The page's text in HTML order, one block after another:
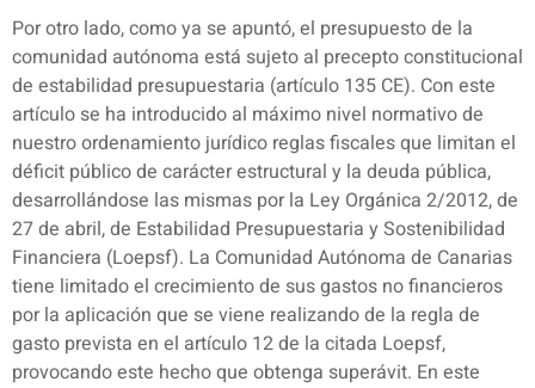
Por otro lado, como ya se apuntó, el presupuesto de la
comunidad autónoma está sujeto al precepto constitucional
de estabilidad presupuestaria (artículo 135 CE). Con este
artículo se ha introducido al máximo nivel normativo de
nuestro ordenamiento jurídico reglas fiscales que limitan el
déficit público de carácter estructural y la deuda pública,
desarrollándose las mismas por la Ley Orgánica 2/2012, de
27 de abril, de Estabilidad Presupuestaria y Sostenibilidad
Financiera (Loepsf). La Comunidad Autónoma de Canarias
tiene limitado el crecimiento de sus gastos no financieros
por la aplicación que se viene realizando de la regla de
gasto prevista en el artículo 12 de la citada Loepsf,
provocando este hecho que obtenga superávit. En este